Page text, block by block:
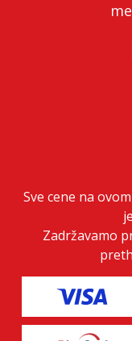
Sve cene na
Zadržavamo